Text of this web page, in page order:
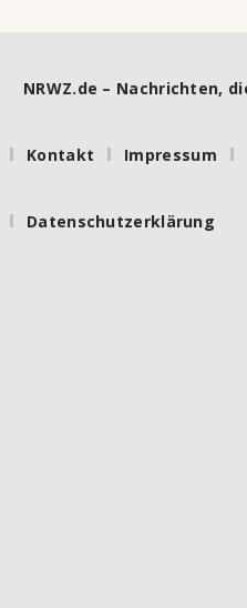
NRWZ.de – Nachrichten,
Kontakt Impressum
Datenschutzerklärung